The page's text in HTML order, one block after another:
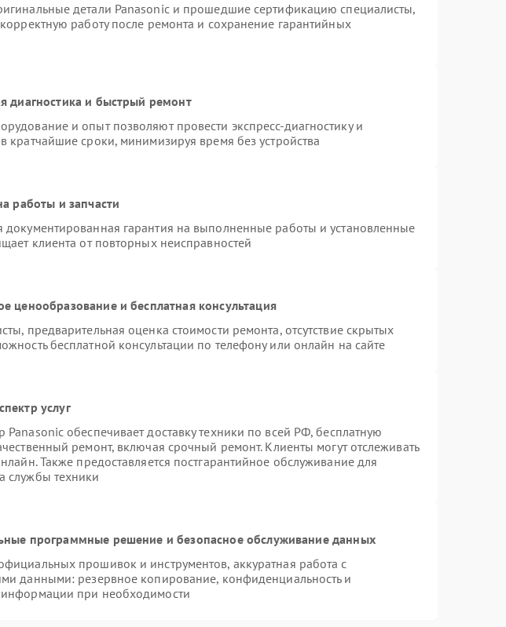
детали Panasonic и прошедшие сертификацию специалисты,
корректную работу после ремонта и сохранение гарантийных
диагностика и быстрый ремонт
и опыт позволяют провести экспресс-диагностику и
кратчайшие сроки, минимизируя время без устройства
работы и запчасти
документированная гарантия на выполненные работы и установленные
клиента от повторных неисправностей
ценообразование и бесплатная консультация
предварительная оценка стоимости ремонта, отсутствие скрытых
бесплатной консультации по телефону или онлайн на сайте
услуг
Panasonic обеспечивает доставку техники по всей РФ, бесплатную
ремонт, включая срочный ремонт. Клиенты могут отслеживать
Также предоставляется постгарантийное обслуживание для
службы техники
программные решение и безопасное обслуживание данных
прошивок и инструментов, аккуратная работа с
данными: резервное копирование, конфиденциальность и
информации при необходимости